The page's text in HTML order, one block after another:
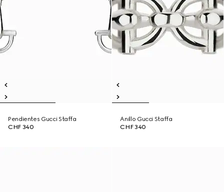
Pendientes Gucci Staffa
CHF 340
Anillo Gucci Staffa
CHF 340